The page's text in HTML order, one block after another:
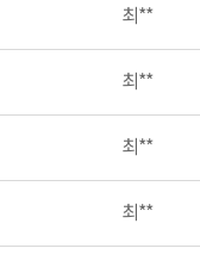
최**
최**
최**
최**